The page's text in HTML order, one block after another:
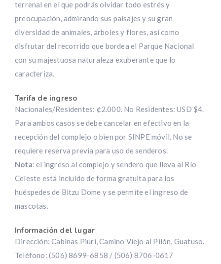
terrenal en el que podrás olvidar todo estrés y
preocupación, admirando sus paisajes y su gran
diversidad de animales, árboles y flores, así como
disfrutar del recorrido que bordea el Parque Nacional
con su majestuosa naturaleza exuberante que lo
caracteriza.
Tarifa de ingreso
Nacionales/Residentes: ¢2.000. No Residentes: USD $4.
Para ambos casos se debe cancelar en efectivo en la
recepción del complejo o bien por SINPE móvil. No se
requiere reserva previa para uso de senderos.
Nota: el ingreso al complejo y sendero que lleva al Río
Celeste está incluido de forma gratuita para los
huéspedes de Bitzu Dome y se permite el ingreso de
mascotas.
Información del lugar
Dirección: Cabinas Piuri, Camino Viejo al Pilón, Guatuso.
Teléfono: (506) 8699-6858 / (506) 8706-0617